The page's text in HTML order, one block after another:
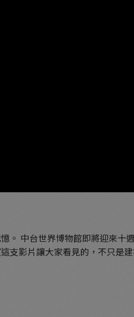
。 中台世界博物館即將迎來十
支影片讓大家看見的，不只是